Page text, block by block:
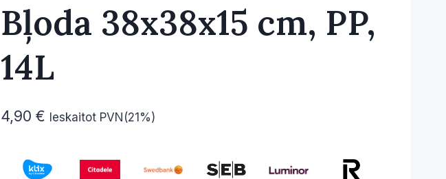
Bļoda 38x38x15 cm, PP,
14L
4,90 € Ieskaitot PVN(21%)